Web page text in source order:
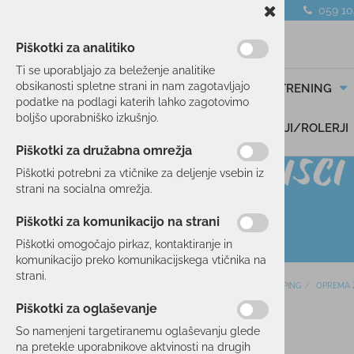
059
SMUČANJE TEK/TRENING
DARILNI BONI SKIROJI/ROLERJI
TEK/TRENING
KAMPING OPREMA
Piškotki za analitiko
Ti se uporabljajo za beleženje analitike
obsikanosti spletne strani in nam zagotavljajo
podatke na podlagi katerih lahko zagotovimo
boljšo uporabniško izkušnjo.
Piškotki za družabna omrežja
Piškotki potrebni za vtičnike za deljenje vsebin iz
strani na socialna omrežja.
Piškotki za komunikacijo na strani
Piškotki omogočajo pirkaz, kontaktiranje in
komunikacijo preko komunikacijskega vtičnika na
strani.
Piškotki za oglaševanje
So namenjeni targetiranemu oglaševanju glede
na pretekle uporabnikove aktvinosti na drugih